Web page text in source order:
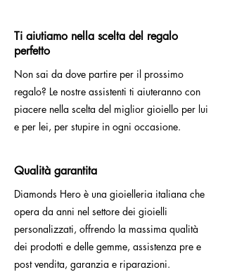
Ti aiutiamo nella scelta del regalo
perfetto
Non sai da dove partire per il prossimo
regalo? Le nostre assistenti ti aiuteranno con
piacere nella scelta del miglior gioiello per lui
e per lei, per stupire in ogni occasione.
Qualità garantita
Diamonds Hero è una gioielleria italiana che
opera da anni nel settore dei gioielli
personalizzati, offrendo la massima qualità
dei prodotti e delle gemme, assistenza pre e
post vendita, garanzia e riparazioni.